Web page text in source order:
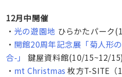
12月中開催
・ 光の遊園地 ひらかたパーク
・ 開館20周年記念展「菊人形
合-」
鍵屋資料館(10/15~12/15)
・ mt Christmas 枚方T-SITE（